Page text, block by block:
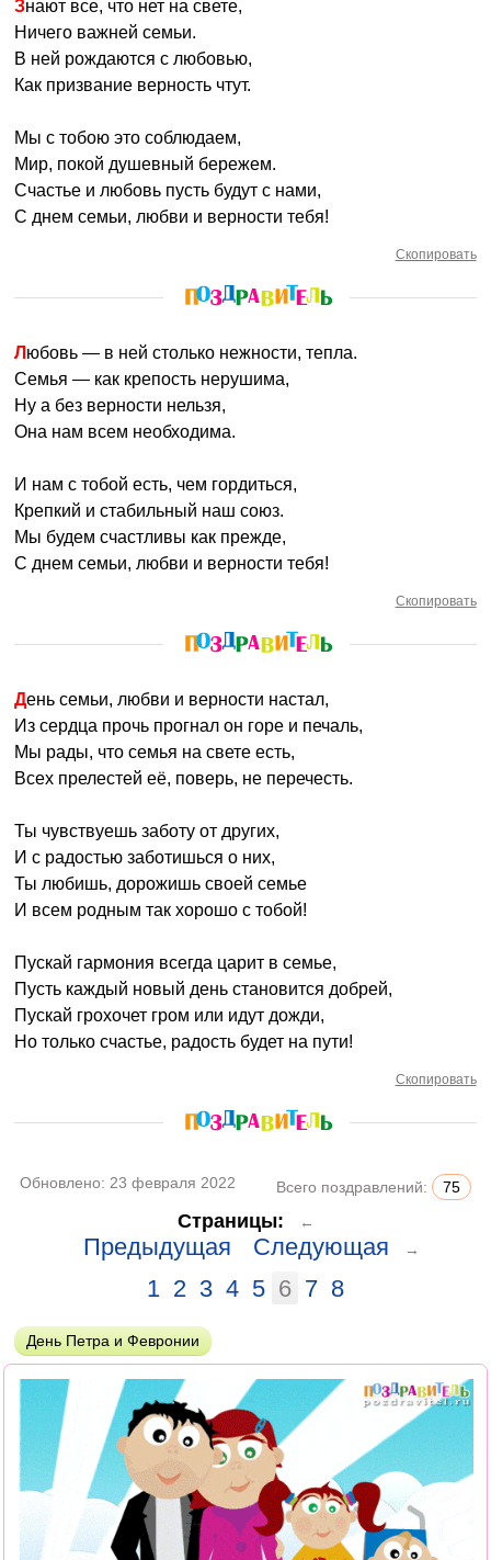
Знают все, что нет на свете,
Ничего важней семьи.
В ней рождаются с любовью,
Как призвание верность чтут.
Мы с тобою это соблюдаем,
Мир, покой душевный бережем.
Счастье и любовь пусть будут с нами,
С днем семьи, любви и верности тебя!
Скопировать
Любовь — в ней столько нежности, тепла.
Семья — как крепость нерушима,
Ну а без верности нельзя,
Она нам всем необходима.
И нам с тобой есть, чем гордиться,
Крепкий и стабильный наш союз.
Мы будем счастливы как прежде,
С днем семьи, любви и верности тебя!
Скопировать
День семьи, любви и верности настал,
Из сердца прочь прогнал он горе и печаль,
Мы рады, что семья на свете есть,
Всех прелестей её, поверь, не перечесть.
Ты чувствуешь заботу от других,
И с радостью заботишься о них,
Ты любишь, дорожишь своей семье
И всем родным так хорошо с тобой!
Пускай гармония всегда царит в семье,
Пусть каждый новый день становится добрей,
Пускай грохочет гром или идут дожди,
Но только счастье, радость будет на пути!
Скопировать
Обновлено: 23 февраля 2022 Всего поздравлений: 75
Страницы: ←
Предыдущая Следующая →
1 2 3 4 5 6 7 8
День Петра и Февронии